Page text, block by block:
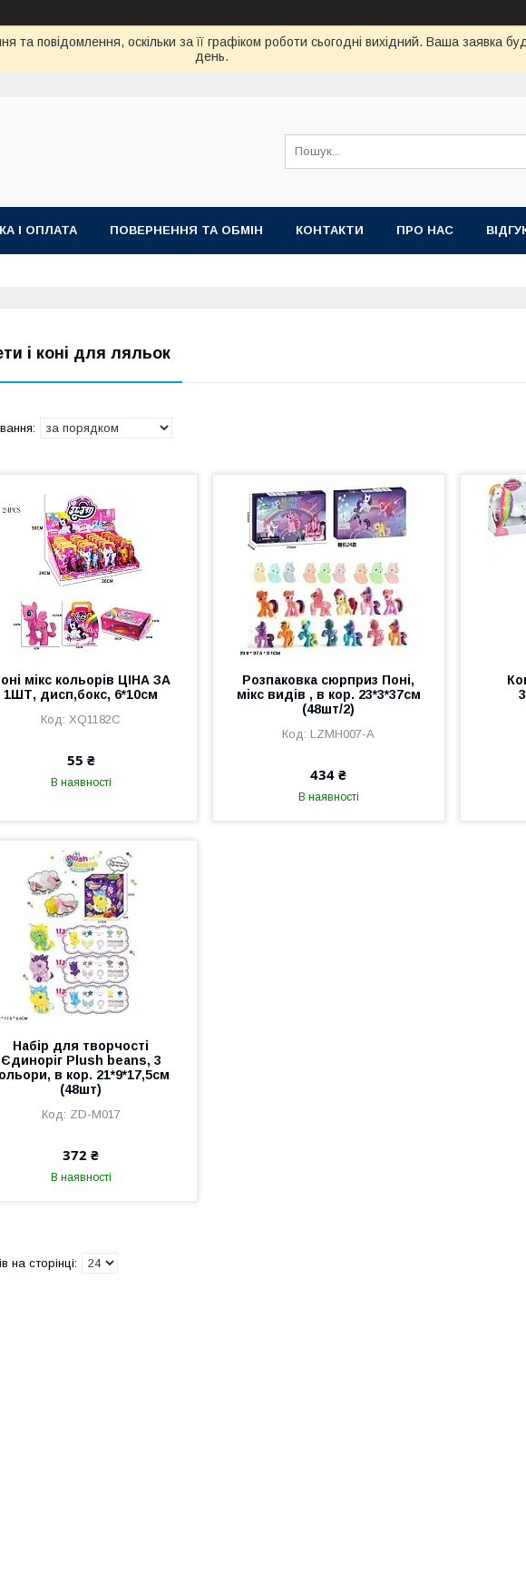
та повідомлення, оскільки за її графіком роботи сьогодні вихідний. Ваша заявка
день.
І ОПЛАТА ПОВЕРНЕННЯ ТА ОБМІН КОНТАКТИ ПРО НАС
і коні для ляльок
мікс кольорів ЦІНА ЗА
1ШТ, дисп,бокс, 6*10см
XQ1182C
55 ₴
В наявності
Розпаковка сюрприз Поні,
мікс видів , в кор. 23*3*37см
(48шт/2)
LZMH007-A
434 ₴
В наявності
Набір для творчості
Єдиноріг Plush beans, 3
в кор. 21*9*17,5см
(48шт)
ZD-M017
372 ₴
В наявності